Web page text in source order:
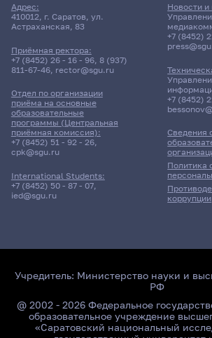
Адрес:
410012, г. Саратов, ул.
Астраханская, 83
Приёмная ректора:
+7 (8452) 26 - 16 - 96, 8 (937)
811-67-46, rector@sgu.ru
Отдел по организации
приёма на основные
образовательные
программы (Центральная
приёмная комиссия):
+7 (8452) 51 - 92 - 26,
cpk@sgu.ru
International Students:
+7 (8452) 50 - 87 - 07,
ied@sgu.ru
Сведения
Политика
коррупции
Новости
+7 (8452)
+7 (8452)
Учредитель: Министерство науки и
РФ
@ 2002 - 2026 Федеральное
образовательное учреждение
«Саратовский национальный